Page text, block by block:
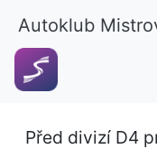
Autoklub
Před divizí D4